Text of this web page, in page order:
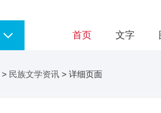
首页 文字
> 民族文学资讯 > 详细页面